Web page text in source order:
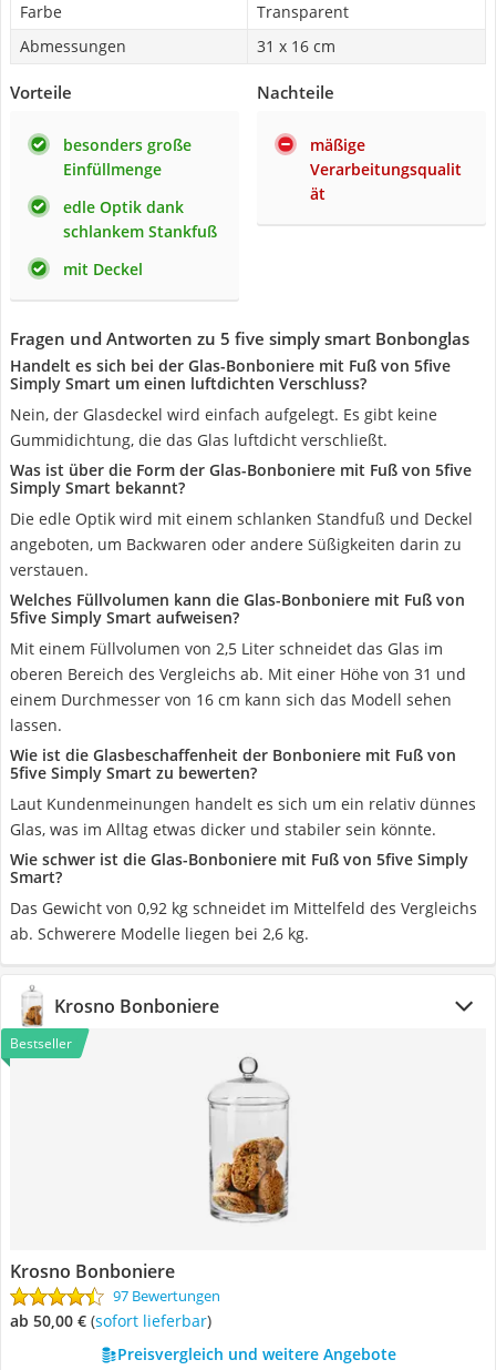
Farbe
Transparent
Abmessungen
31 x 16 cm
Vorteile
besonders große
Einfüllmenge
edle Optik dank
schlankem Stankfuß
mit Deckel
Nachteile
mäßige
Verarbeitungsqualit
ät
Fragen und Antworten zu 5 five simply smart Bonbonglas
Handelt es sich bei der Glas-Bonboniere mit Fuß von 5five
Simply Smart um einen luftdichten Verschluss?
Nein, der Glasdeckel wird einfach aufgelegt. Es gibt keine
Gummidichtung, die das Glas luftdicht verschließt.
Was ist über die Form der Glas-Bonboniere mit Fuß von 5five
Simply Smart bekannt?
Die edle Optik wird mit einem schlanken Standfuß und Deckel
angeboten, um Backwaren oder andere Süßigkeiten darin zu
verstauen.
Welches Füllvolumen kann die Glas-Bonboniere mit Fuß von
5five Simply Smart aufweisen?
Mit einem Füllvolumen von 2,5 Liter schneidet das Glas im
oberen Bereich des Vergleichs ab. Mit einer Höhe von 31 und
einem Durchmesser von 16 cm kann sich das Modell sehen
lassen.
Wie ist die Glasbeschaffenheit der Bonboniere mit Fuß von
5five Simply Smart zu bewerten?
Laut Kundenmeinungen handelt es sich um ein relativ dünnes
Glas, was im Alltag etwas dicker und stabiler sein könnte.
Wie schwer ist die Glas-Bonboniere mit Fuß von 5five Simply
Smart?
Das Gewicht von 0,92 kg schneidet im Mittelfeld des Vergleichs
ab. Schwerere Modelle liegen bei 2,6 kg.
Krosno Bonboniere
Bestseller
Krosno Bonboniere
97 Bewertungen
ab 50,00 € ( Sofort lieferbar)
Preisvergleich und weitere Angebote